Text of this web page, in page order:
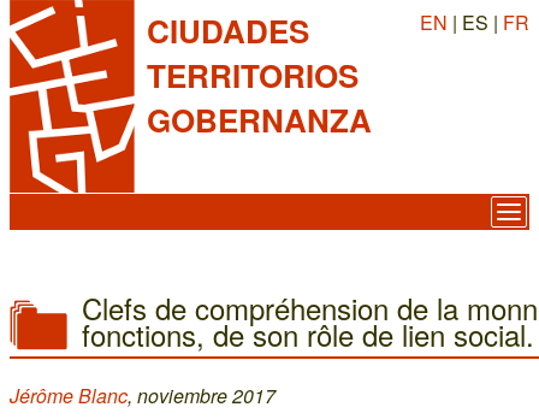
CIUDADES
TERRITORIOS
GOBERNANZA
EN | ES | FR
Clefs de compréhension de la
fonctions, de son rôle de lien social.
Jérôme Blanc, noviembre 2017